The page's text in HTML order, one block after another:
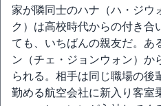
家が隣同士のハナ（ハ・ジウ
ク）は高校時代からの付き合
ても、いちばんの親友だ。あ
ン（チェ・ジョンウォン）か
られる。相手は同じ職場の後
勤める航空会社に新入り客室